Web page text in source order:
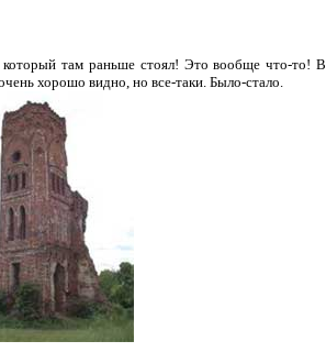
там раньше стоял! Это вообще что-то! В
хорошо видно, но все-таки. Было-стало.